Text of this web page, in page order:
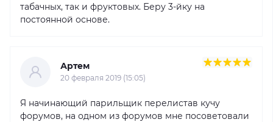
табачных, так и фруктовых. Беру 3-йку на
постоянной основе.
Артем
20 февраля 2019 (15:05)
Я начинающий парильщик перелистав кучу
форумов, на одном из форумов мне посоветовали